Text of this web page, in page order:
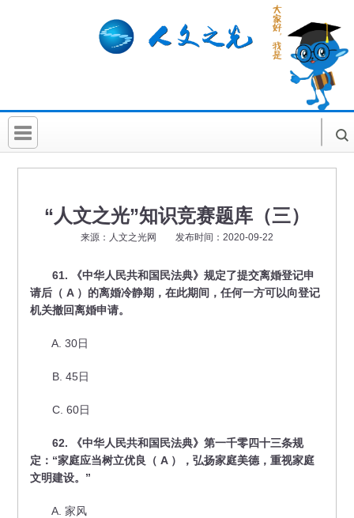
首 页
社科讲堂
“人文之光”知识竞赛题库（三）
来源：人文之光网 发布时间：2020-09-22
61. 《中华人民共和国民法典》规定了提交离婚登记申
请后（ A ）的离婚冷静期，在此期间，任何一方可以向登记
机关撤回离婚申请。
A. 30日
B. 45日
C. 60日
62. 《中华人民共和国民法典》第一千零四十三条规
定：“家庭应当树立优良（ A ），弘扬家庭美德，重视家庭
文明建设。”
A. 家风